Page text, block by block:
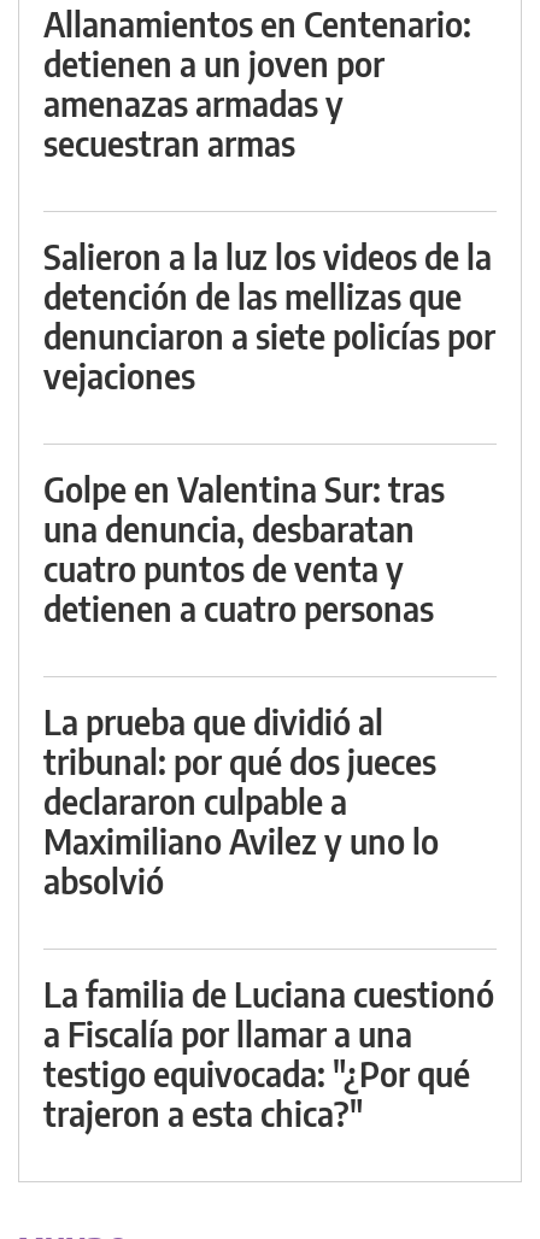
Allanamientos en Centenario:
detienen a un joven por
amenazas armadas y
secuestran armas
Salieron a la luz los videos de la
detención de las mellizas que
denunciaron a siete policías por
vejaciones
Golpe en Valentina Sur: tras
una denuncia, desbaratan
cuatro puntos de venta y
detienen a cuatro personas
La prueba que dividió al
tribunal: por qué dos jueces
declararon culpable a
Maximiliano Avilez y uno lo
absolvió
La familia de Luciana cuestionó
a Fiscalía por llamar a una
testigo equivocada: "¿Por qué
trajeron a esta chica?"